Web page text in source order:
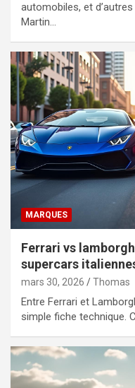
automobiles, et
Martin…
MARQUES
Ferrari vs
supercars
mars 30, 2026 Thomas
Entre Ferrari et
simple fiche technique.